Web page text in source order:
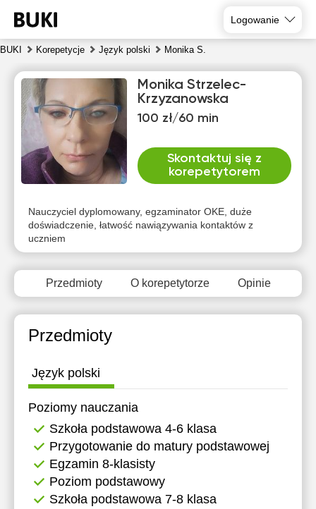
Logowanie
BUKI Korepetycje Język polski Monika S.
Monika Strzelec-
Krzyzanowska
100 zł/60 min
Skontaktuj się z
korepetytorem
Nauczyciel dyplomowany, egzaminator OKE, duże
doświadczenie, łatwość nawiązywania kontaktów z
uczniem
Przedmioty O korepetytorze Opinie
Przedmioty
Język polski
Poziomy nauczania
Szkoła podstawowa 4-6 klasa
Przygotowanie do matury podstawowej
Egzamin 8-klasisty
Poziom podstawowy
Szkoła podstawowa 7-8 klasa
6
7
8
9
10
Brak
dostępnych
terminów
dostępnych
terminów
dostępnych
terminów
dostępnych
terminów
dostępnych
terminów
Brak
terminów